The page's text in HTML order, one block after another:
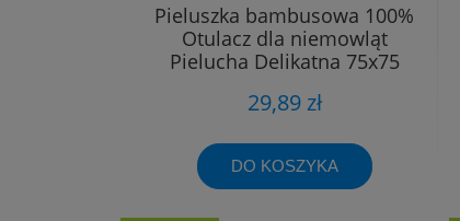
Pieluszka bambusowa 100%
Otulacz dla niemowląt
Pielucha Delikatna 75x75
29,89 zł
DO KOSZYKA